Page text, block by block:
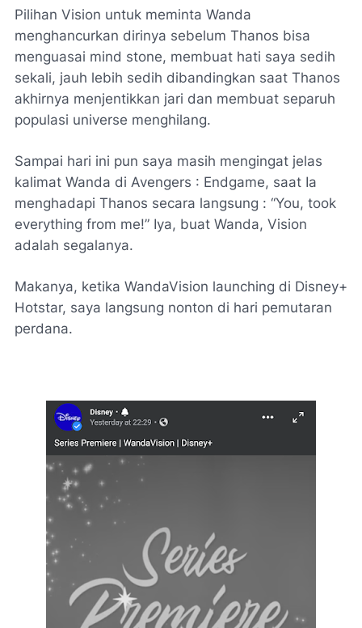
Pilihan Vision untuk meminta Wanda
menghancurkan dirinya sebelum Thanos bisa
menguasai mind stone, membuat hati saya sedih
sekali, jauh lebih sedih dibandingkan saat Thanos
akhirnya menjentikkan jari dan membuat separuh
populasi universe menghilang.
Sampai hari ini pun saya masih mengingat jelas
kalimat Wanda di Avengers : Endgame, saat Ia
menghadapi Thanos secara langsung : “You, took
everything from me!” Iya, buat Wanda, Vision
adalah segalanya.
Makanya, ketika WandaVision launching di Disney+
Hotstar, saya langsung nonton di hari pemutaran
perdana.